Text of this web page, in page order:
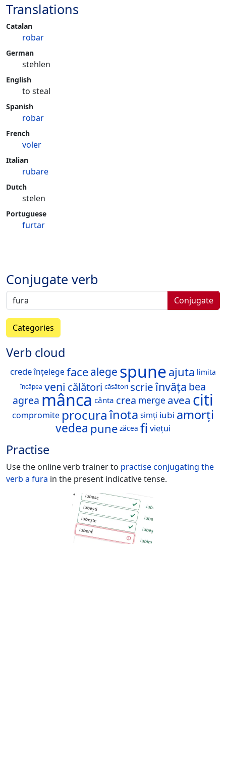
Translations
Catalan
robar
German
stehlen
English
to steal
Spanish
robar
French
voler
Italian
rubare
Dutch
stelen
Portuguese
furtar
Conjugate verb
Conjugate
Categories
Verb cloud
credeînțelege facealege spune ajuta limita
încăpea veni călători căsători scrieînvăța bea
agrea mânca cânta crea merge avea citi
compromite procuraînota simți iubi amorți
vedea pune zăcea fi viețui
Practise
Use the online verb trainer to practise conjugating the
verb a fura in the present indicative tense.